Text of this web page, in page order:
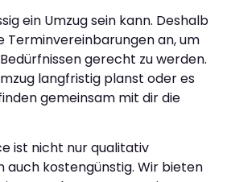
ein Umzug sein kann. Deshalb
Terminvereinbarungen an, um
gerecht zu werden.
langfristig planst oder es
gemeinsam mit dir die
ist nicht nur qualitativ
auch kostengünstig. Wir bieten